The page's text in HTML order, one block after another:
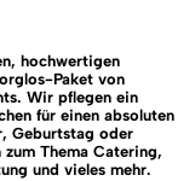
hochwertigen
Paket von
Wir pflegen ein
für einen absoluten
Geburtstag oder
Thema Catering,
und vieles mehr.